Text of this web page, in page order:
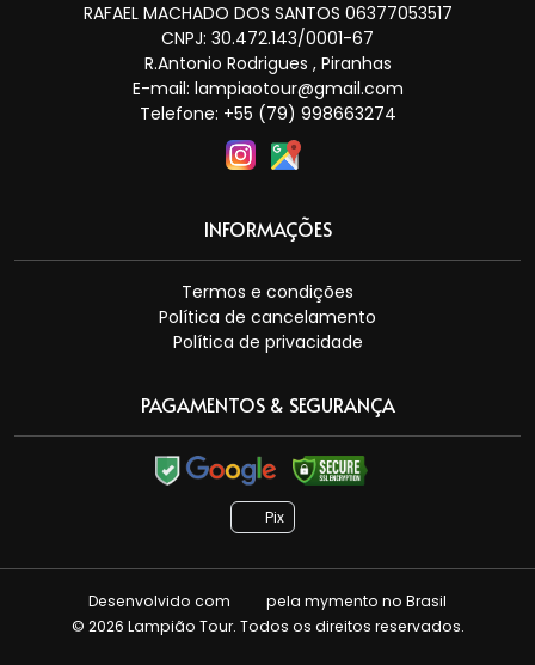
RAFAEL MACHADO DOS SANTOS 06377053517
CNPJ: 30.472.143/0001-67
R.Antonio Rodrigues , Piranhas
E-mail: lampiaotour@gmail.com
Telefone: +55 (79) 998663274
INFORMAÇÕES
Termos e condições
Política de cancelamento
Política de privacidade
PAGAMENTOS & SEGURANÇA
Pix
Desenvolvido com pela mymento no Brasil
© 2026 Lampião Tour. Todos os direitos reservados.